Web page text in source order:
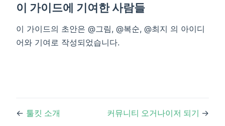
이 가이드에 기여한 사람들
이 가이드의 초안은 @그림, @복순, @최지 의 아이디
어와 기여로 작성되었습니다.
← 툴킷 소개 커뮤니티 오거나이저 되기 →